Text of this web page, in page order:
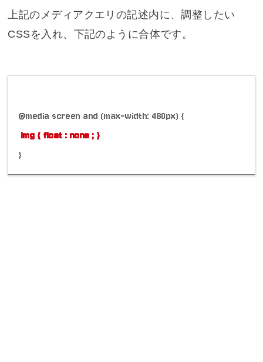
上記のメディアクエリの記述内に、調整したい
CSSを入れ、下記のように合体です。
@media screen and (max-width: 480px) {
img { float : none ; }
}